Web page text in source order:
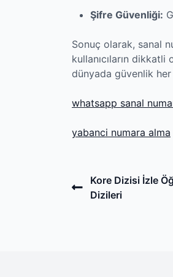
Şifre Güvenliği:
Sonuç olarak, sanal
kullanıcıların
dünyada güvenlik her
‎whatsapp sanal
‎yabanci numara alma
Post
navigation
Previous
Post
Kore Dizisi İzle
Dizileri